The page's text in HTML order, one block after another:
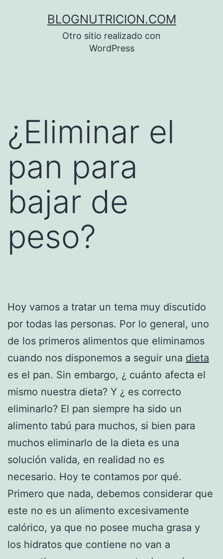
BLOGNUTRICION.COM
Otro sitio realizado con
WordPress
¿Eliminar el
pan para
bajar de
peso?
Hoy vamos a tratar un tema muy discutido
por todas las personas. Por lo general, uno
de los primeros alimentos que eliminamos
cuando nos disponemos a seguir una dieta
es el pan. Sin embargo, ¿ cuánto afecta el
mismo nuestra dieta? Y ¿ es correcto
eliminarlo? El pan siempre ha sido un
alimento tabú para muchos, si bien para
muchos eliminarlo de la dieta es una
solución valida, en realidad no es
necesario. Hoy te contamos por qué.
Primero que nada, debemos considerar que
este no es un alimento excesivamente
calórico, ya que no posee mucha grasa y
los hidratos que contiene no van a